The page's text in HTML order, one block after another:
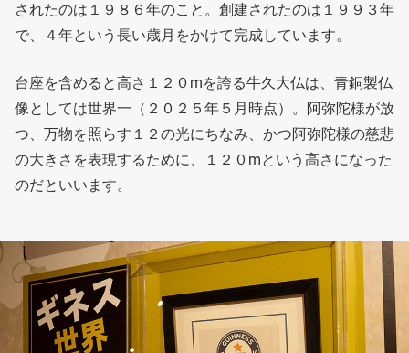
されたのは１９８６年のこと。創建されたのは１９９３年
で、４年という長い歳月をかけて完成しています。
台座を含めると高さ１２０mを誇る牛久大仏は、青銅製仏
像としては世界一（２０２５年５月時点）。阿弥陀様が放
つ、万物を照らす１２の光にちなみ、かつ阿弥陀様の慈悲
の大きさを表現するために、１２０mという高さになった
のだといいます。